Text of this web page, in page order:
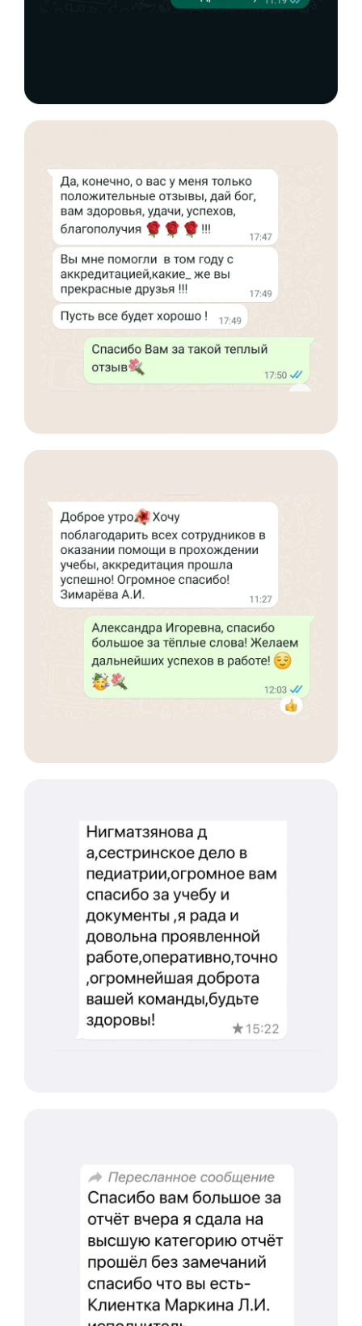
Общество с Ограниченной Ответственностью
«Международный Центр Медицинского
и Фармацевтического Образования»
Способы оплаты
Отзывы